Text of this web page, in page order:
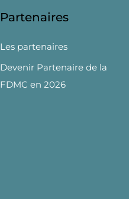
Partenaires
Les partenaires
Devenir Partenaire de la
FDMC en 2026